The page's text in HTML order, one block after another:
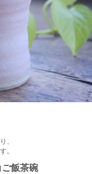
一珍和花 ご飯茶碗
、
。
飯茶碗